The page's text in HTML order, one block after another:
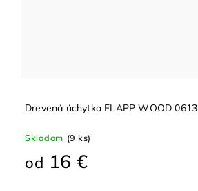
Drevená úchytka FLAPP WOOD 0613
Skladom (9 ks)
od 16 €